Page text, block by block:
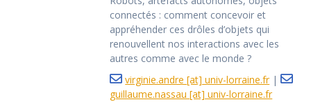
connectés : comment concevoir et
appréhender ces drôles d’objets qui
renouvellent nos interactions avec les
autres comme avec le monde ?
virginie.andre [at] univ-lorraine.fr|
guillaume.nassau [at] univ-lorraine.fr